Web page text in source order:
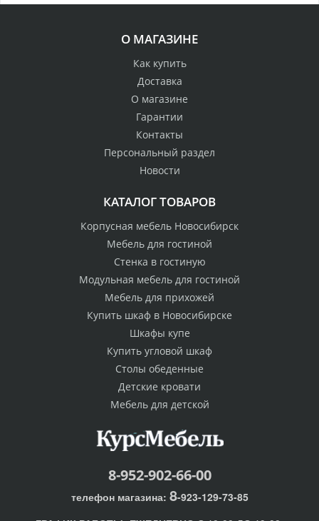
О МАГАЗИНЕ
Как купить
Доставка
О магазине
Гарантии
Контакты
Персональный раздел
Новости
КАТАЛОГ ТОВАРОВ
Корпусная мебель Новосибирск
Мебель для гостиной
Стенка в гостиную
Модульная мебель для гостиной
Мебель для прихожей
Купить шкаф в Новосибирске
Шкафы купе
Купить угловой шкаф
Столы обеденные
Детские кровати
Мебель для детской
8-952-902-66-00
телефон магазина: 8-923-129-73-85